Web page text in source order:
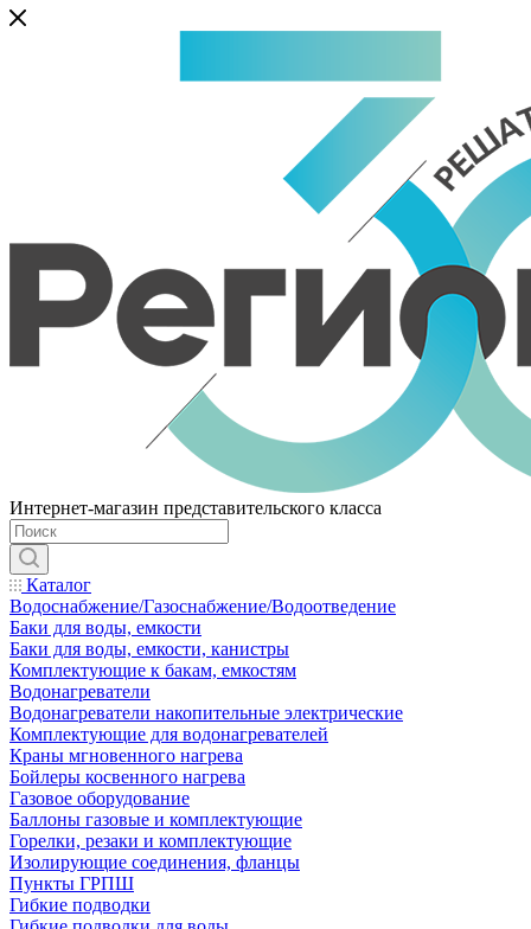
Интернет-магазин представительского класса
Каталог
Водоснабжение/Газоснабжение/Водоотведение
Баки для воды, емкости
Баки для воды, емкости, канистры
Комплектующие к бакам, емкостям
Водонагреватели
Водонагреватели накопительные электрические
Комплектующие для водонагревателей
Краны мгновенного нагрева
Бойлеры косвенного нагрева
Газовое оборудование
Баллоны газовые и комплектующие
Горелки, резаки и комплектующие
Изолирующие соединения, фланцы
Пункты ГРПШ
Гибкие подводки